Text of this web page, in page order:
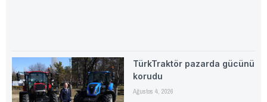
TürkTraktör pazarda gücünü
korudu
Ağustos 4, 2026